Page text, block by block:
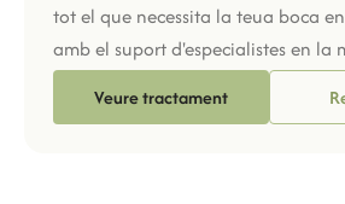
tot el que necessita la teua boca
amb el suport d'especialistes en la
Veure tractament